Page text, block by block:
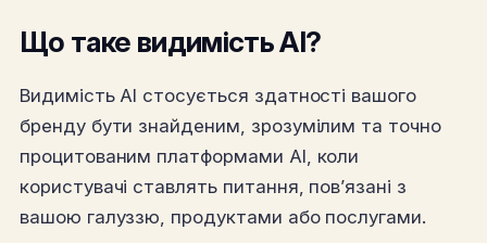
Що таке видимість AI?
Видимість AI стосується здатності вашого
бренду бути знайденим, зрозумілим та точно
процитованим платформами AI, коли
користувачі ставлять питання, пов’язані з
вашою галуззю, продуктами або послугами.